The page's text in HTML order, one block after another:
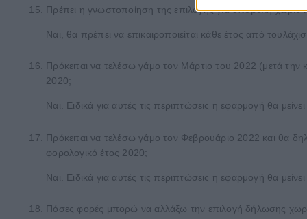
Πρέπει η γνωστοποίηση της επιλογής για υποβολή
Ναι, θα πρέπει να επικαιροποιείται κάθε έτος από
Πρόκειται να τελέσω γάμο τον Μάρτιο του 2022 (μετά
2020;
Ναι. Ειδικά για αυτές τις περιπτώσεις η εφαρμογή θα
Πρόκειται να τελέσω γάμο τον Φεβρουάριο 2022 και
φορολογικό έτος 2020;
Ναι. Ειδικά για αυτές τις περιπτώσεις η εφαρμογή θα
Πόσες φορές μπορώ να αλλάξω την επιλογή δήλωσης